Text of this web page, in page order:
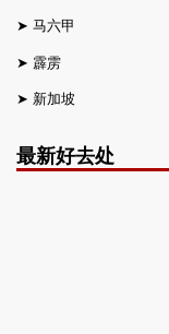
➤ 马六甲
➤ 霹雳
➤ 新加坡
最新好去处